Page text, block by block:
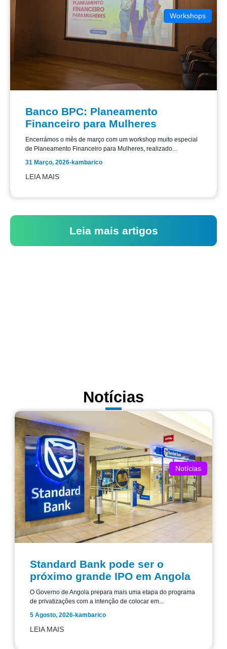
Workshops
Banco BPC: Planeamento
Financeiro para Mulheres
Encerrámos o mês de março com um workshop muito especial
de Planeamento Financeiro para Mulheres, realizado...
31 Março, 2026-kambarico
LEIA MAIS
Leia mais artigos
Notícias
Notícias
Standard Bank pode ser o
próximo grande IPO em Angola
O Governo de Angola prepara mais uma etapa do programa
de privatizações com a intenção de colocar em...
5 Agosto, 2026-kambarico
LEIA MAIS